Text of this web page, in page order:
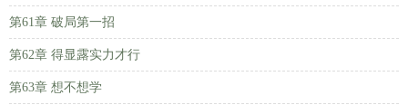
第61章 破局第一招
第62章 得显露实力才行
第63章 想不想学